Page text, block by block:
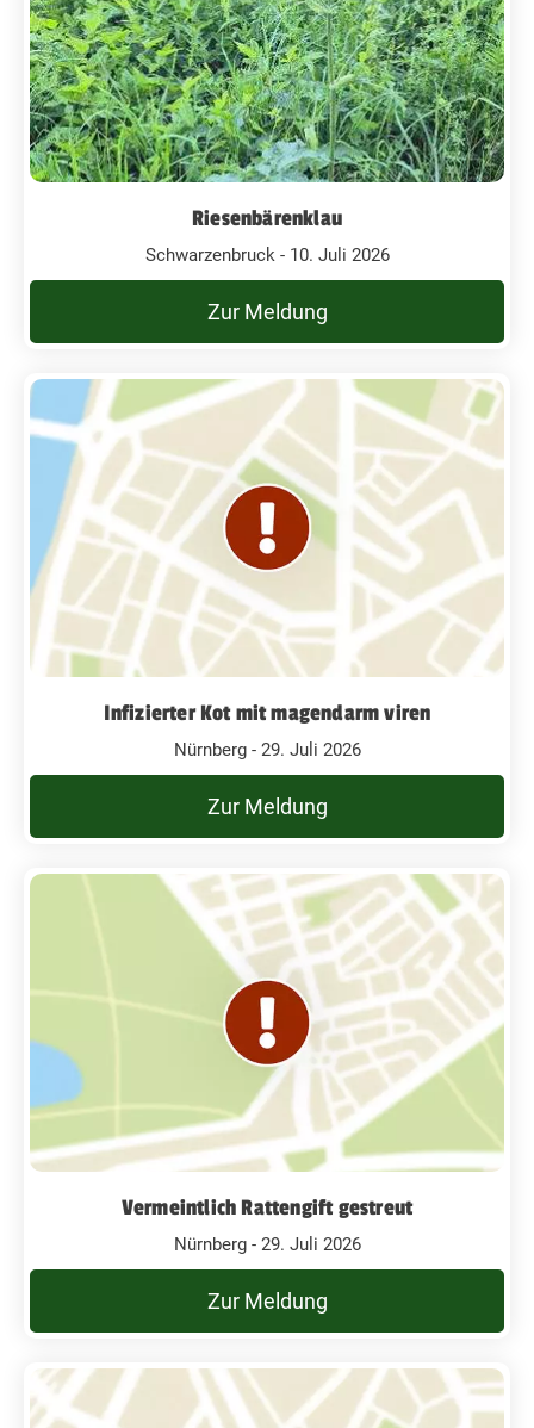
Riesenbärenklau
Schwarzenbruck - 10. Juli 2026
Zur Meldung
Infizierter Kot mit magendarm viren
Nürnberg - 29. Juli 2026
Zur Meldung
Vermeintlich Rattengift gestreut
Nürnberg - 29. Juli 2026
Zur Meldung